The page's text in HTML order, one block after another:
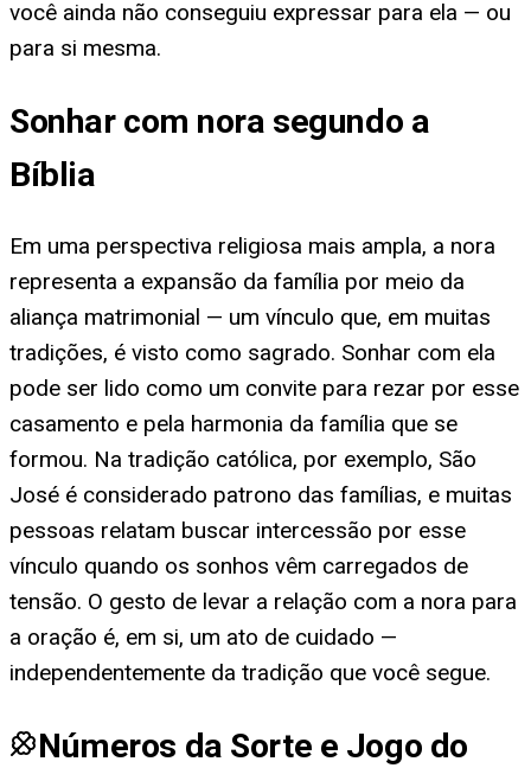
você ainda não conseguiu expressar para ela — ou
para si mesma.
Sonhar com nora segundo a
Bíblia
Em uma perspectiva religiosa mais ampla, a nora
representa a expansão da família por meio da
aliança matrimonial — um vínculo que, em muitas
tradições, é visto como sagrado. Sonhar com ela
pode ser lido como um convite para rezar por esse
casamento e pela harmonia da família que se
formou. Na tradição católica, por exemplo, São
José é considerado patrono das famílias, e muitas
pessoas relatam buscar intercessão por esse
vínculo quando os sonhos vêm carregados de
tensão. O gesto de levar a relação com a nora para
a oração é, em si, um ato de cuidado —
independentemente da tradição que você segue.
Números da Sorte e Jogo do